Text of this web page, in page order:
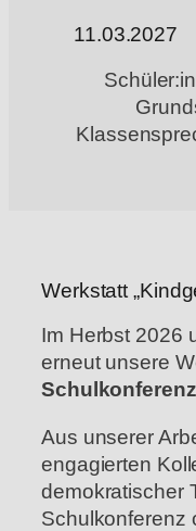
11.03.2027
Werkstatt
Im Herbst 2026
erneut unsere
Schulkonferenz
Aus unserer
engagierten
demokratischer
Schulkonferenz